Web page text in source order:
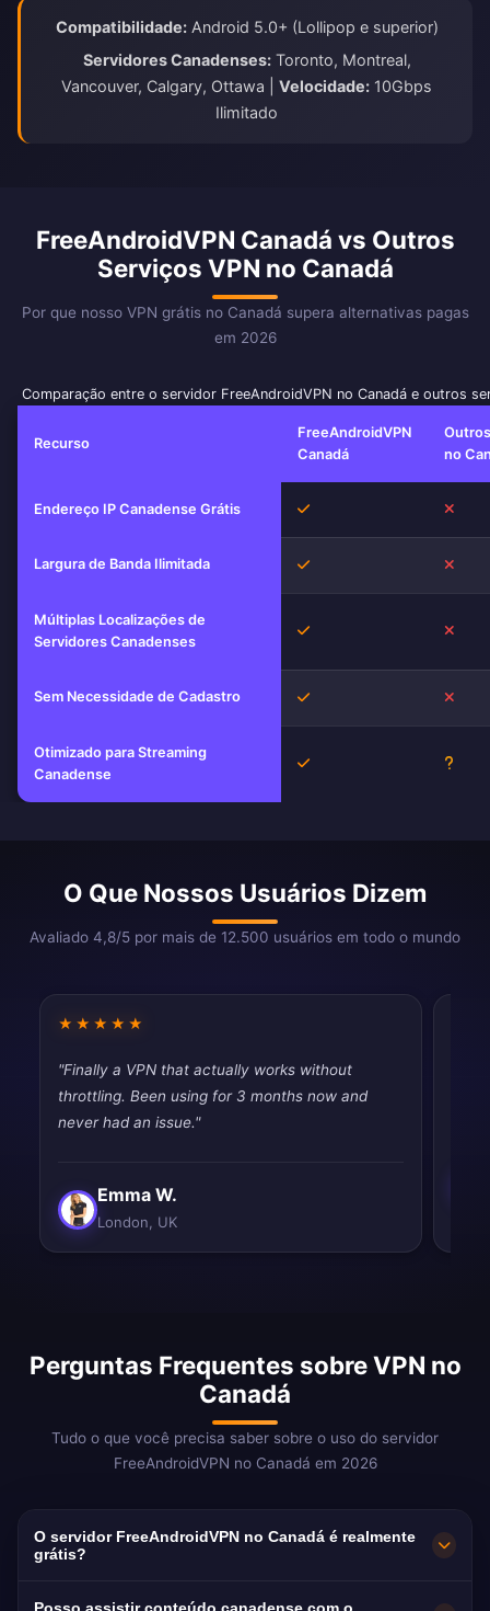
Compatibilidade:Android 5.0+ (Lollipop e superior)
Servidores Canadenses:Toronto, Montreal,
Vancouver, Calgary, Ottawa | Velocidade: 10Gbps
Ilimitado
FreeAndroidVPN Canadá vs Outros
Serviços VPN no Canadá
Por que nosso VPN grátis no Canadá supera alternativas pagas
em 2026
Comparação entre o servidor FreeAndroidVPN no Canadá e outros
Recurso
FreeAndroidVPN
Canadá
no
Endereço IP Canadense Grátis Sim
Largura de Banda Ilimitada Sim
Múltiplas Localizações de
Servidores Canadenses
Sim
Sem Necessidade de Cadastro Sim
Otimizado para Streaming
Canadense
Sim
O Que Nossos Usuários Dizem
Avaliado 4,8/5 por mais de 12.500 usuários em todo o mundo
★★★★★
"Finally a VPN that actually works without
throttling. Been using for 3 months now and
never had an issue."
Emma W.
London, UK
Perguntas Frequentes sobre VPN no
Canadá
Tudo o que você precisa saber sobre o uso do servidor
FreeAndroidVPN no Canadá em 2026
O servidor FreeAndroidVPN no Canadá é realmente
grátis?
Sim! O servidor FreeAndroidVPN no Canadá é